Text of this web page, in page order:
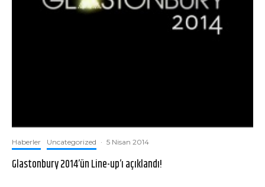
Haberler Uncategorized · 5 Nisan 2014
Glastonbury 2014’ün Line-up’ı açıklandı!